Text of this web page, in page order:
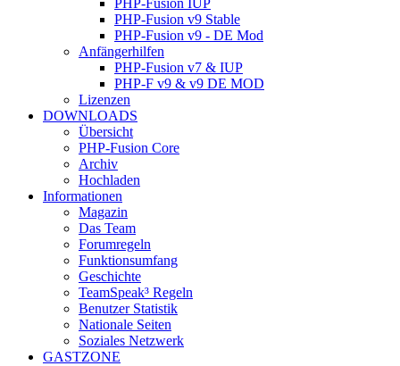
PHP-Fusion IUP
PHP-Fusion v9 Stable
PHP-Fusion v9 - DE Mod
Anfängerhilfen
PHP-Fusion v7 & IUP
PHP-F v9 & v9 DE MOD
Lizenzen
DOWNLOADS
Übersicht
PHP-Fusion Core
Archiv
Hochladen
Informationen
Magazin
Das Team
Forumregeln
Funktionsumfang
Geschichte
TeamSpeak³ Regeln
Benutzer Statistik
Nationale Seiten
Soziales Netzwerk
GASTZONE